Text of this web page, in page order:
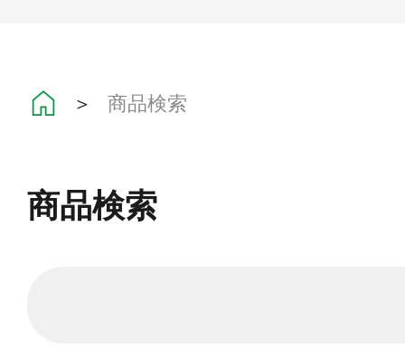
＞ 商品検索
商品検索